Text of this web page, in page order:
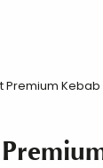
Premium Kebab